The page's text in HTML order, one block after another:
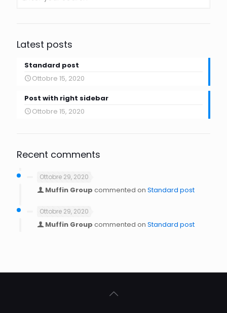
Latest posts
Standard post
Ottobre 15, 2020
Post with right sidebar
Ottobre 15, 2020
Recent comments
Ottobre 29, 2020
Muffin Group commented on Standard post
Ottobre 29, 2020
Muffin Group commented on Standard post